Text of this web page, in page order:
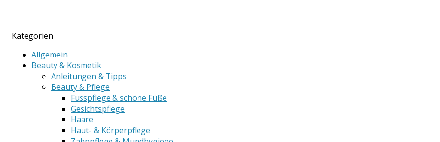
Kategorien
Allgemein
Beauty & Kosmetik
Anleitungen & Tipps
Beauty & Pflege
Fusspflege & schöne Füße
Gesichtspflege
Haare
Haut- & Körperpflege